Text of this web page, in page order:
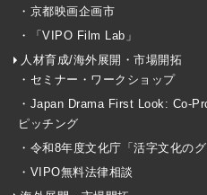
・京都映画企画市
・「VIPO Film Lab」
人材育成/海外展開・市場開拓
・セミナー・ワークショップ
・Japan Drama First Look: Co-
ピッチング
・令和8年度文化庁「活字文化の
・VIPO無料法律相談